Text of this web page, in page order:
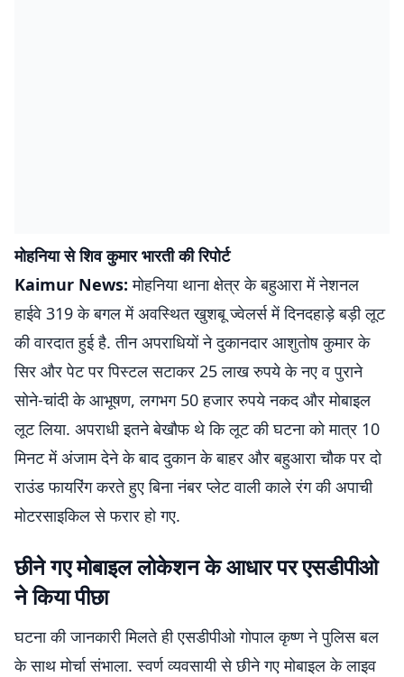
मोहनिया से शिव कुमार भारती की रिपोर्ट
Kaimur News:मोहनिया थाना क्षेत्र के बहुआरा में नेशनल
हाईवे 319 के बगल में अवस्थित खुशबू ज्वेलर्स में दिनदहाड़े बड़ी लूट
की वारदात हुई है. तीन अपराधियों ने दुकानदार आशुतोष कुमार के
सिर और पेट पर पिस्टल सटाकर 25 लाख रुपये के नए व पुराने
सोने-चांदी के आभूषण, लगभग 50 हजार रुपये नकद और मोबाइल
लूट लिया. अपराधी इतने बेखौफ थे कि लूट की घटना को मात्र 10
मिनट में अंजाम देने के बाद दुकान के बाहर और बहुआरा चौक पर दो
राउंड फायरिंग करते हुए बिना नंबर प्लेट वाली काले रंग की अपाची
मोटरसाइकिल से फरार हो गए.
छीने गए मोबाइल लोकेशन के आधार पर एसडीपीओ
ने किया पीछा
घटना की जानकारी मिलते ही एसडीपीओ गोपाल कृष्ण ने पुलिस बल
के साथ मोर्चा संभाला. स्वर्ण व्यवसायी से छीने गए मोबाइल के लाइव